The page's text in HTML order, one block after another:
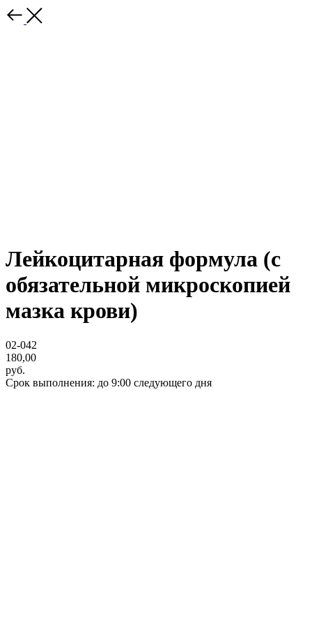
Лейкоцитарная формула (с
обязательной микроскопией
мазка крови)
02-042
180,00
руб.
Срок выполнения: до 9:00 следующего дня